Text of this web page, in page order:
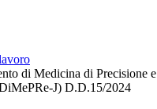
di Medicina di Precisione
J) D.D.15/2024